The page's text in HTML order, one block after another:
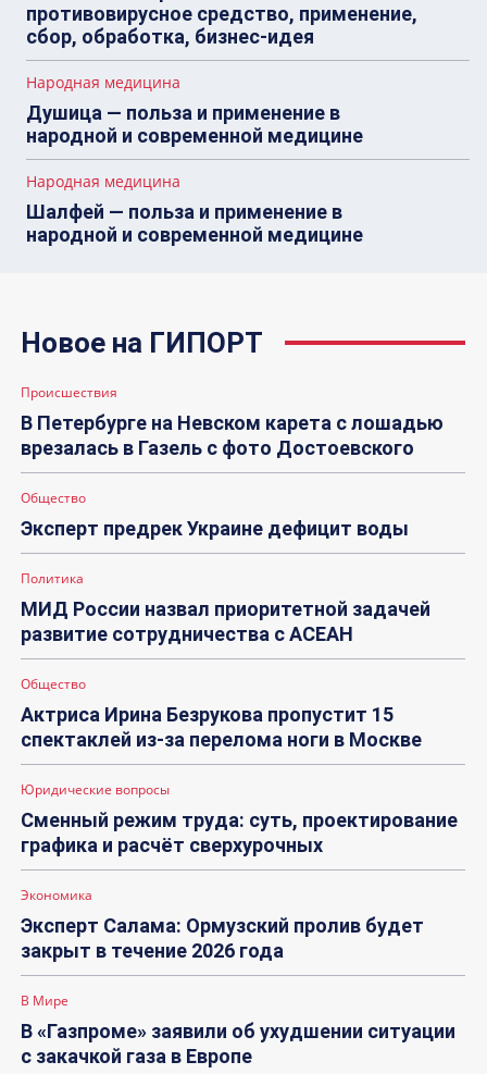
противовирусное средство, применение,
сбор, обработка, бизнес-идея
Народная медицина
Душица — польза и применение в
народной и современной медицине
Народная медицина
Шалфей — польза и применение в
народной и современной медицине
Новое на ГИПОРТ
Происшествия
В Петербурге на Невском карета с лошадью
врезалась в Газель с фото Достоевского
Общество
Эксперт предрек Украине дефицит воды
Политика
МИД России назвал приоритетной задачей
развитие сотрудничества с АСЕАН
Общество
Актриса Ирина Безрукова пропустит 15
спектаклей из-за перелома ноги в Москве
Юридические вопросы
Сменный режим труда: суть, проектирование
графика и расчёт сверхурочных
Экономика
Эксперт Салама: Ормузский пролив будет
закрыт в течение 2026 года
В Мире
В «Газпроме» заявили об ухудшении ситуации
с закачкой газа в Европе